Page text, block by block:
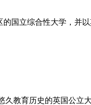
国立综合性大学，并
久教育历史的英国公立